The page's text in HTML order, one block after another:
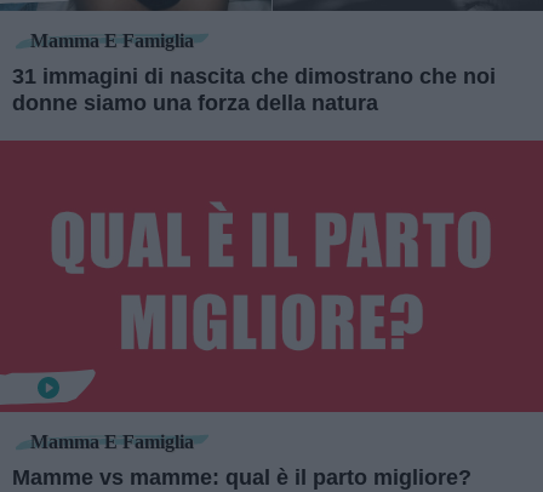
Mamma E Famiglia
31 immagini di nascita che dimostrano che noi
donne siamo una forza della natura
Mamma E Famiglia
Mamme vs mamme: qual è il parto migliore?